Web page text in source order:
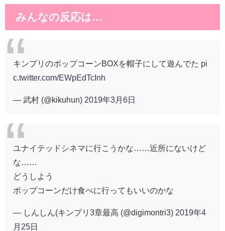
みんなの反応は…
キンプリのポップコーンBOXを帽子にして遊んでた pi
c.twitter.com/EWpEdTcInh
— 武村 (@kikuhun) 2019年3月6日
ユナイテッドシネマに行こうかな……近所にないけど
な……
どうしよう
ポップコーンだけ食べに行ってもいいのかな
— しんしん(キンプリ3章最高 (@digimontri3) 2019年4
月25日